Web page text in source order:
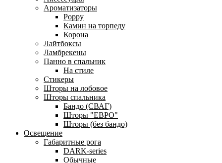
Ароматизаторы
Poppy
Камин на торпеду
Корона
Лайтбоксы
Ламбрекены
Панно в спальник
На стиле
Стикеры
Шторы на лобовое
Шторы спальника
Бандо (СВАГ)
Шторы "ЕВРО"
Шторы (без бандо)
Освещение
Габаритные рога
DARK-series
Обычные